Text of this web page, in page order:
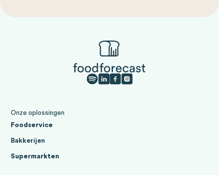
Onze oplossingen
Foodservice
Bakkerijen
Supermarkten